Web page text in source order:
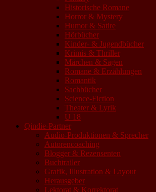
Historische Romane
Horror & Mystery
Humor & Satire
Hörbücher
Kinder- & Jugendbücher
Krimis & Thriller
Märchen & Sagen
Romane & Erzählungen
Romantik
Sachbücher
Science-Fiction
Theater & Lyrik
U 18
Qindie-Partner
Audio-Produktionen & Sprecher
Autorencoaching
Blogger & Rezensenten
Buchtrailer
Grafik, Illustration & Layout
Herausgeber
Lektorat & Korrektorat